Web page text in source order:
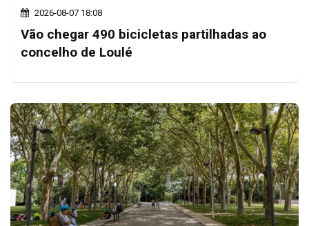
2026-08-07 18:08
Vão chegar 490 bicicletas partilhadas ao
concelho de Loulé